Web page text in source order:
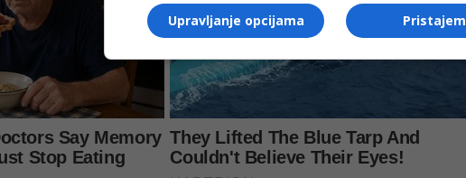
Pristajem
Upravljanje opcijama